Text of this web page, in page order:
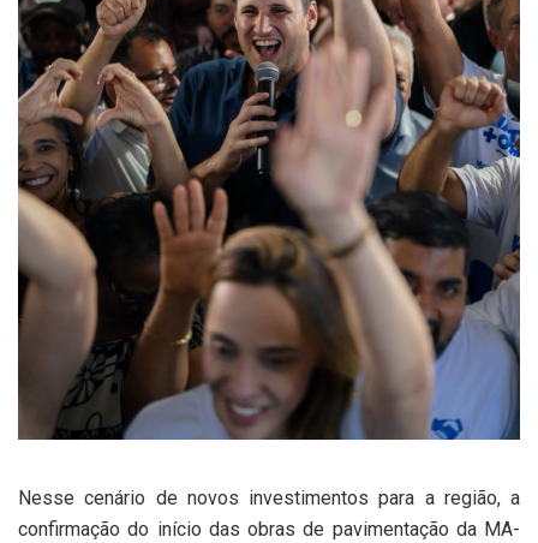
Nesse cenário de novos investimentos para a região, a
confirmação do início das obras de pavimentação da MA-